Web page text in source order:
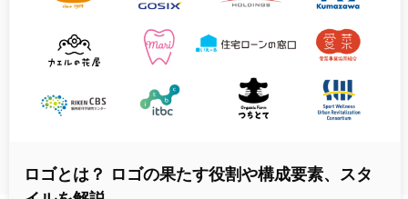
ロゴとは？ ロゴの果たす役割や構成要素、スタ